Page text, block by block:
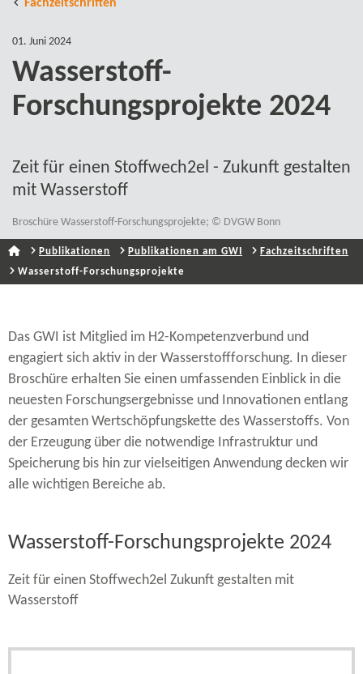
Fachzeitschriften
01. Juni 2024
Wasserstoff-​
Forschungsprojekte 2024
Zeit für einen Stoffwech2el - Zukunft gestalten
mit Wasserstoff
Broschüre Wasserstoff-​Forschungsprojekte; © DVGW Bonn
Publikationen Publikationen am GWI
Fachzeitschriften
Wasserstoff-​Forschungsprojekte
Das GWI ist Mitglied im H2-​Kompetenzverbund und
engagiert sich aktiv in der Wasserstoffforschung. In dieser
Broschüre erhalten Sie einen umfassenden Einblick in die
neuesten Forschungsergebnisse und Innovationen entlang
der gesamten Wertschöpfungskette des Wasserstoffs. Von
der Erzeugung über die notwendige Infrastruktur und
Speicherung bis hin zur vielseitigen Anwendung decken wir
alle wichtigen Bereiche ab.
Wasserstoff-​Forschungsprojekte 2024
Zeit für einen Stoffwech2el Zukunft gestalten mit
Wasserstoff